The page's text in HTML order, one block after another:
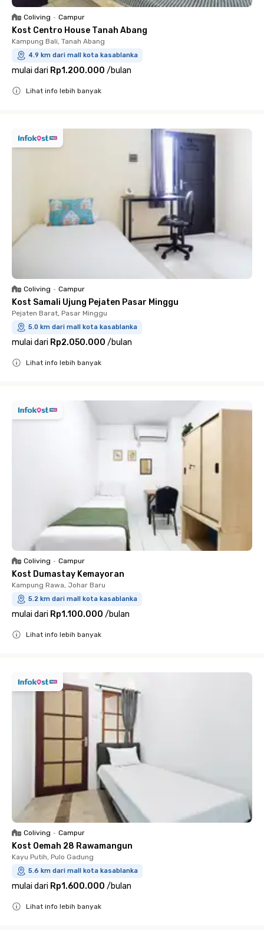
Coliving • Campur
Kost Centro House Tanah Abang
Kampung Bali, Tanah Abang
4.9 km dari mall kota kasablanka
mulai dari Rp1.200.000 /bulan
Lihat info lebih banyak
Coliving • Campur
Kost Samali Ujung Pejaten Pasar Minggu
Pejaten Barat, Pasar Minggu
5.0 km dari mall kota kasablanka
mulai dari Rp2.050.000 /bulan
Lihat info lebih banyak
Coliving • Campur
Kost Dumastay Kemayoran
Kampung Rawa, Johar Baru
5.2 km dari mall kota kasablanka
mulai dari Rp1.100.000 /bulan
Lihat info lebih banyak
Coliving • Campur
Kost Oemah 28 Rawamangun
Kayu Putih, Pulo Gadung
5.6 km dari mall kota kasablanka
mulai dari Rp1.600.000 /bulan
Lihat info lebih banyak